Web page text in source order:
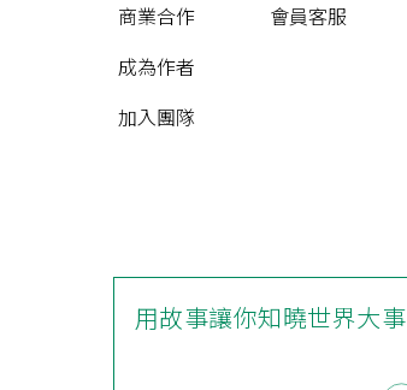
商業合作
成為作者
加入團隊
會員客服
用故事讓你知曉世界大事